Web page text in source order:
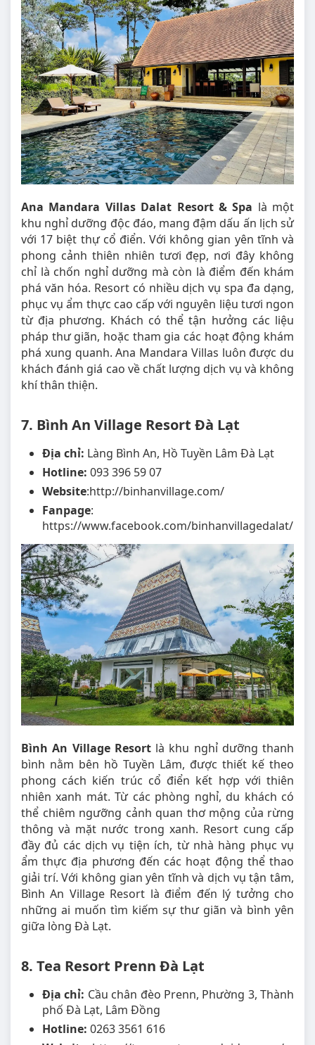
Ana Mandara Villas Dalat Resort & Spa là một
khu nghỉ dưỡng độc đáo, mang đậm dấu ấn lịch sử
với 17 biệt thự cổ điển. Với không gian yên tĩnh và
phong cảnh thiên nhiên tươi đẹp, nơi đây không
chỉ là chốn nghỉ dưỡng mà còn là điểm đến khám
phá văn hóa. Resort có nhiều dịch vụ spa đa dạng,
phục vụ ẩm thực cao cấp với nguyên liệu tươi ngon
từ địa phương. Khách có thể tận hưởng các liệu
pháp thư giãn, hoặc tham gia các hoạt động khám
phá xung quanh. Ana Mandara Villas luôn được du
khách đánh giá cao về chất lượng dịch vụ và không
khí thân thiện.
7. Bình An Village Resort Đà Lạt
Địa chỉ: Làng Bình An, Hồ Tuyền Lâm Đà Lạt
Hotline: 093 396 59 07
Website:http://binhanvillage.com/
Fanpage:
https://www.facebook.com/binhanvillagedalat/
Bình An Village Resort là khu nghỉ dưỡng thanh
bình nằm bên hồ Tuyền Lâm, được thiết kế theo
phong cách kiến trúc cổ điển kết hợp với thiên
nhiên xanh mát. Từ các phòng nghỉ, du khách có
thể chiêm ngưỡng cảnh quan thơ mộng của rừng
thông và mặt nước trong xanh. Resort cung cấp
đầy đủ các dịch vụ tiện ích, từ nhà hàng phục vụ
ẩm thực địa phương đến các hoạt động thể thao
giải trí. Với không gian yên tĩnh và dịch vụ tận tâm,
Bình An Village Resort là điểm đến lý tưởng cho
những ai muốn tìm kiếm sự thư giãn và bình yên
giữa lòng Đà Lạt.
8. Tea Resort Prenn Đà Lạt
Địa chỉ: Cầu chân đèo Prenn, Phường 3, Thành
phố Đà Lạt, Lâm Đồng
Hotline: 0263 3561 616